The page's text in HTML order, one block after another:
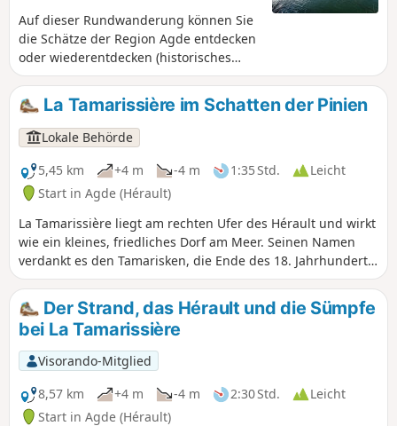
Auf dieser Rundwanderung können Sie
die Schätze der Region Agde entdecken
oder wiederentdecken (historisches
Stadtzentrum, Fluss, Strände,
Yachthäfen, Klippen, Mont Saint Martin
und Mont Saint Loup,
Naturschutzgebiet Bagnas, Canal du
Midi ...). Sie ist bis auf die Entfernung
nicht besonders schwierig und kann in
mehreren Tagen zurückgelegt werden
(siehe praktische Informationen).
La Tamarissière im Schatten der Pinien
Lokale Behörde
5,45 km
+4 m -4 m 1:35 Std.
Leicht
Start in Agde (Hérault)
La Tamarissière liegt am rechten Ufer des Hérault und wirkt
wie ein kleines, friedliches Dorf am Meer. Seinen Namen
verdankt es den Tamarisken, die Ende des 18. Jahrhunderts
gepflanzt wurden, um die Versandung der Mündung des
Hérault zu bekämpfen. Umgeben von Stränden, einem
ausgedehnten Pinienwald und dem Naturschutzgebiet Les
Verdisses können Sie hier die unberührte Natur am Rande
des Mittelmeers entdecken. Von den Basaltsteinen der Mole
über den Sand der Dünenwege bis hin zu den feuchten
Böden inmitten der üppigen Vegetation – begeben Sie sich
auf eine Wanderung in dieser kontrastreichen Landschaft.
Der Strand, das Hérault und die Sümpfe
bei La Tamarissière
Visorando-Mitglied
8,57 km
+4 m -4 m 2:30 Std.
Leicht
Start in Agde (Hérault)